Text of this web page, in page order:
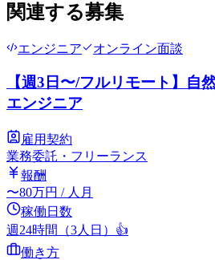
関連する募集
エンジニア オンライン面談
【週3日〜/フルリモート】自
エンジニア
雇用契約
業務委託・フリーランス
報酬
〜80万円 / 人月
稼働日数
週24時間（3人日） 👍
働き方